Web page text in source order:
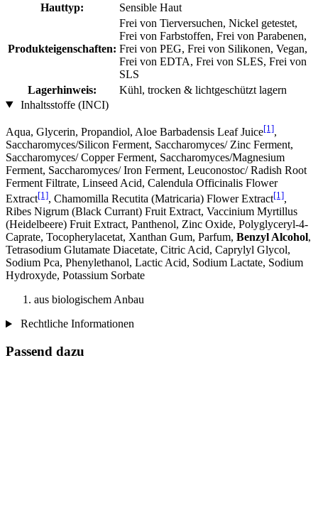
Hauttyp:
Sensible Haut
Produkteigenschaften:
Frei von Tierversuchen, Nickel getestet,
Frei von Farbstoffen, Frei von Parabenen,
Frei von PEG, Frei von Silikonen, Vegan,
Frei von EDTA, Frei von SLES, Frei von
SLS
Lagerhinweis:
Kühl, trocken & lichtgeschützt lagern
Inhaltsstoffe (INCI)
Aqua, Glycerin, Propandiol, Aloe Barbadensis Leaf Juice[1],
Saccharomyces/Silicon Ferment, Saccharomyces/ Zinc Ferment,
Saccharomyces/ Copper Ferment, Saccharomyces/Magnesium
Ferment, Saccharomyces/ Iron Ferment, Leuconostoc/ Radish Root
Ferment Filtrate, Linseed Acid, Calendula Officinalis Flower
Extract[1], Chamomilla Recutita (Matricaria) Flower Extract[1],
Ribes Nigrum (Black Currant) Fruit Extract, Vaccinium Myrtillus
(Heidelbeere) Fruit Extract, Panthenol, Zinc Oxide, Polyglyceryl-4-
Caprate, Tocopherylacetat, Xanthan Gum, Parfum, Benzyl Alcohol,
Tetrasodium Glutamate Diacetate, Citric Acid, Caprylyl Glycol,
Sodium Pca, Phenylethanol, Lactic Acid, Sodium Lactate, Sodium
Hydroxyde, Potassium Sorbate
aus biologischem Anbau
Rechtliche Informationen
Passend dazu